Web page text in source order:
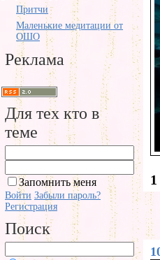
Притчи
Маленькие медитации от
ОШО
Реклама
Для тех кто в
теме
Запомнить меня
Войти Забыли пароль?
Регистрация
Поиск
1